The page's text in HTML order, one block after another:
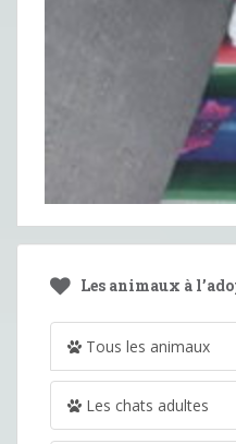
Les animaux à
Tous les animaux
Les chats adultes